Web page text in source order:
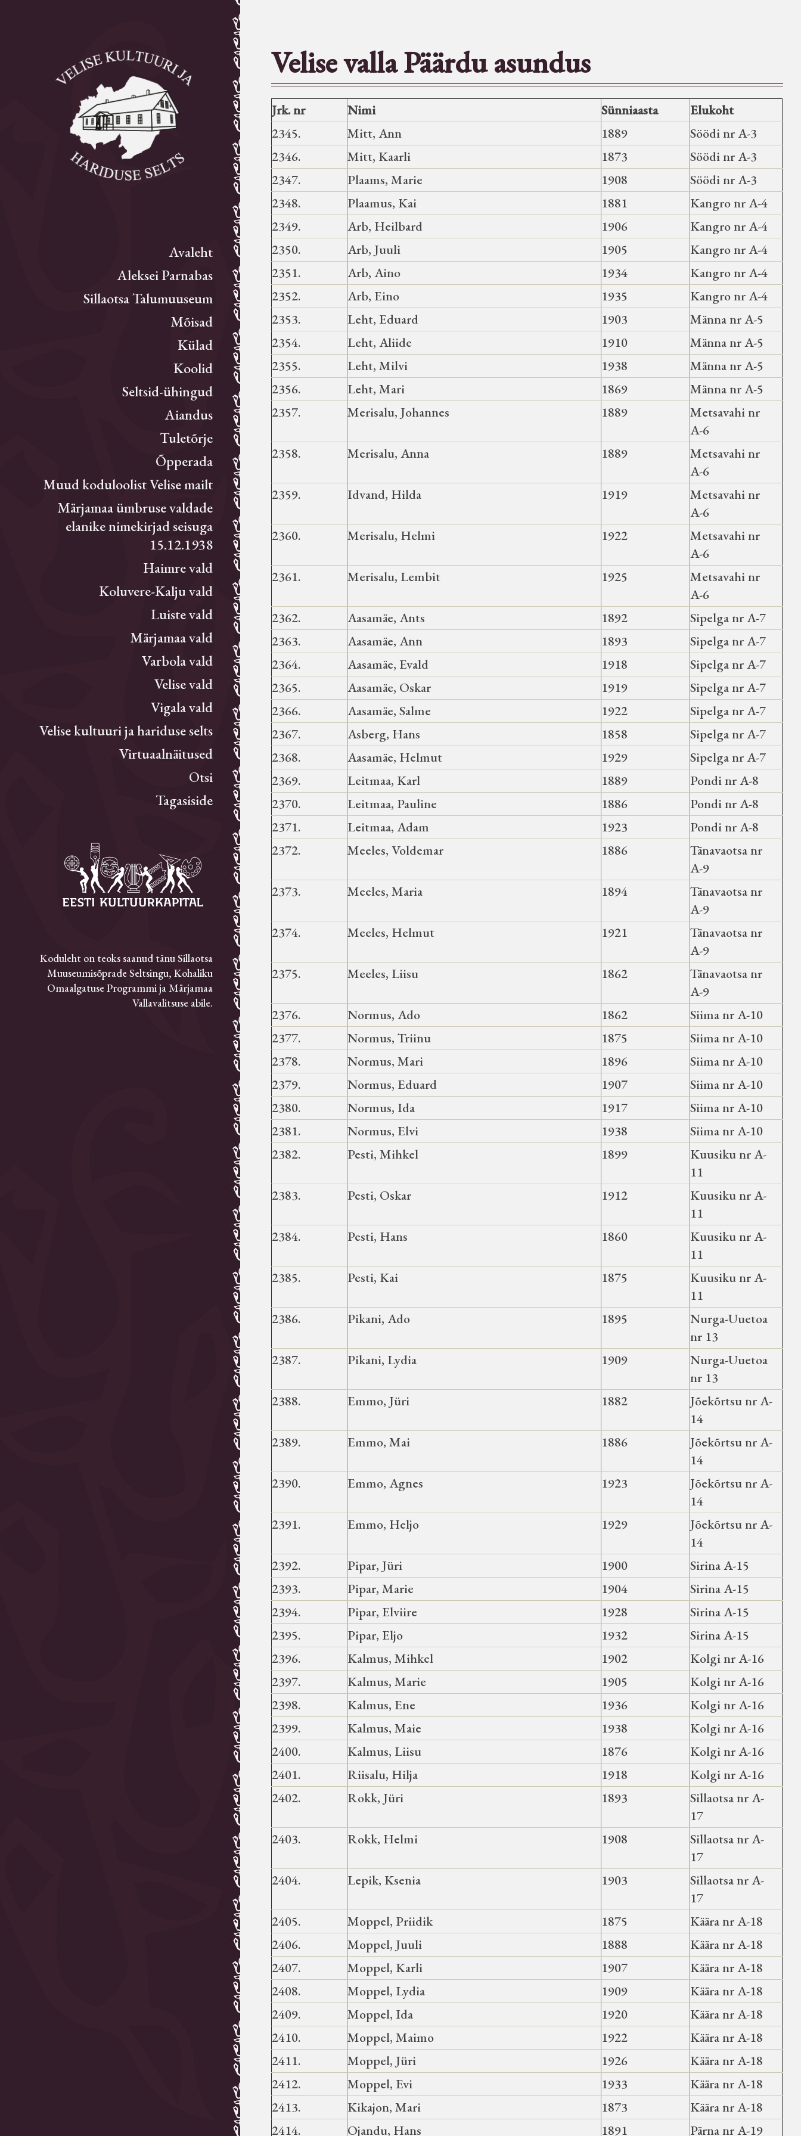
Avaleht
Aleksei Parnabas
Sillaotsa Talumuuseum
Mõisad
Külad
Koolid
Seltsid-ühingud
Aiandus
Tuletõrje
Õpperada
Muud koduloolist Velise mailt
Märjamaa ümbruse valdade
elanike nimekirjad seisuga
15.12.1938
Haimre vald
Koluvere-Kalju vald
Luiste vald
Märjamaa vald
Varbola vald
Velise vald
Vigala vald
Velise kultuuri ja hariduse selts
Virtuaalnäitused
Otsi
Tagasiside
Koduleht on teoks saanud tänu Sillaotsa
Muuseumisõprade Seltsingu, Kohaliku
Omaalgatuse Programmi ja Märjamaa
Vallavalitsuse abile.
Velise valla Päärdu asundus
Jrk. nr Nimi Sünniaasta
Elukoht
2345.
Mitt, Ann 1889
Söödi nr A-3
2346.
Mitt, Kaarli 1873
Söödi nr A-3
2347.
Plaams, Marie 1908
Söödi nr A-3
2348.
Plaamus, Kai 1881
Kangro nr A-4
2349.
Arb, Heilbard 1906
Kangro nr A-4
2350.
Arb, Juuli 1905
Kangro nr A-4
2351.
Arb, Aino 1934
Kangro nr A-4
2352.
Arb, Eino 1935
Kangro nr A-4
2353.
Leht, Eduard 1903
Männa nr A-5
2354.
Leht, Aliide 1910
Männa nr A-5
2355.
Leht, Milvi 1938
Männa nr A-5
2356.
Leht, Mari 1869
Männa nr A-5
2357.
Merisalu, Johannes 1889
Metsavahi nr
A-6
2358.
Merisalu, Anna 1889
Metsavahi nr
A-6
2359.
Idvand, Hilda 1919
Metsavahi nr
A-6
2360.
Merisalu, Helmi 1922
Metsavahi nr
A-6
2361.
Merisalu, Lembit 1925
Metsavahi nr
A-6
2362.
Aasamäe, Ants 1892
Sipelga nr A-7
2363.
Aasamäe, Ann 1893
Sipelga nr A-7
2364.
Aasamäe, Evald 1918
Sipelga nr A-7
2365.
Aasamäe, Oskar 1919
Sipelga nr A-7
2366.
Aasamäe, Salme 1922
Sipelga nr A-7
2367.
Asberg, Hans 1858
Sipelga nr A-7
2368.
Aasamäe, Helmut 1929
Sipelga nr A-7
2369.
Leitmaa, Karl 1889
Pondi nr A-8
2370.
Leitmaa, Pauline 1886
Pondi nr A-8
2371.
Leitmaa, Adam 1923
Pondi nr A-8
2372.
Meeles, Voldemar 1886
Tänavaotsa nr
A-9
2373.
Meeles, Maria 1894
Tänavaotsa nr
A-9
2374.
Meeles, Helmut 1921
Tänavaotsa nr
A-9
2375.
Meeles, Liisu 1862
Tänavaotsa nr
A-9
2376.
Normus, Ado 1862
Siima nr A-10
2377.
Normus, Triinu 1875
Siima nr A-10
2378.
Normus, Mari 1896
Siima nr A-10
2379.
Normus, Eduard 1907
Siima nr A-10
2380.
Normus, Ida 1917
Siima nr A-10
2381.
Normus, Elvi 1938
Siima nr A-10
2382.
Pesti, Mihkel 1899
Kuusiku nr A-
11
2383.
Pesti, Oskar 1912
Kuusiku nr A-
11
2384.
Pesti, Hans 1860
Kuusiku nr A-
11
2385.
Pesti, Kai 1875
Kuusiku nr A-
11
2386.
Pikani, Ado 1895
Nurga-Uuetoa
nr 13
2387.
Pikani, Lydia 1909
Nurga-Uuetoa
nr 13
2388.
Emmo, Jüri 1882
Jõekõrtsu nr A-
14
2389.
Emmo, Mai 1886
Jõekõrtsu nr A-
14
2390.
Emmo, Agnes 1923
Jõekõrtsu nr A-
14
2391.
Emmo, Heljo 1929
Jõekõrtsu nr A-
14
2392.
Pipar, Jüri 1900
Sirina A-15
2393.
Pipar, Marie 1904
Sirina A-15
2394.
Pipar, Elviire 1928
Sirina A-15
2395.
Pipar, Eljo 1932
Sirina A-15
2396.
Kalmus, Mihkel 1902
Kolgi nr A-16
2397.
Kalmus, Marie 1905
Kolgi nr A-16
2398.
Kalmus, Ene 1936
Kolgi nr A-16
2399.
Kalmus, Maie 1938
Kolgi nr A-16
2400.
Kalmus, Liisu 1876
Kolgi nr A-16
2401.
Riisalu, Hilja 1918
Kolgi nr A-16
2402.
Rokk, Jüri 1893
Sillaotsa nr A-
17
2403.
Rokk, Helmi 1908
Sillaotsa nr A-
17
2404.
Lepik, Ksenia 1903
Sillaotsa nr A-
17
2405.
Moppel, Priidik 1875
Käära nr A-18
2406.
Moppel, Juuli 1888
Käära nr A-18
2407.
Moppel, Karli 1907
Käära nr A-18
2408.
Moppel, Lydia 1909
Käära nr A-18
2409.
Moppel, Ida 1920
Käära nr A-18
2410.
Moppel, Maimo 1922
Käära nr A-18
2411.
Moppel, Jüri 1926
Käära nr A-18
2412.
Moppel, Evi 1933
Käära nr A-18
2413.
Kikajon, Mari 1873
Käära nr A-18
2414.
Ojandu, Hans 1891 Pärna nr A-19